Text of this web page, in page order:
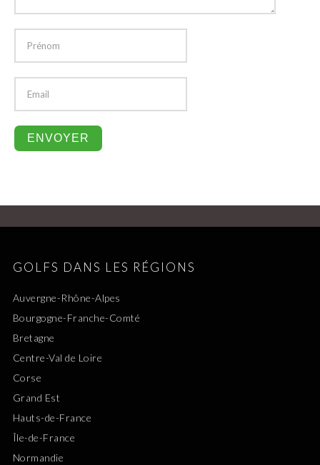
GOLFS DANS LES RÉGIONS
Auvergne-Rhône-Alpes
Bourgogne-Franche-Comté
Bretagne
Centre-Val de Loire
Corse
Grand Est
Hauts-de-France
Île-de-France
Normandie